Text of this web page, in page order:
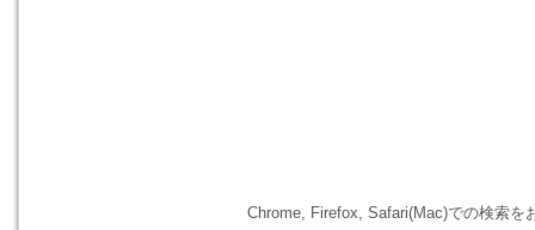
Chrome, Firefox, Safari(Mac)での検索を